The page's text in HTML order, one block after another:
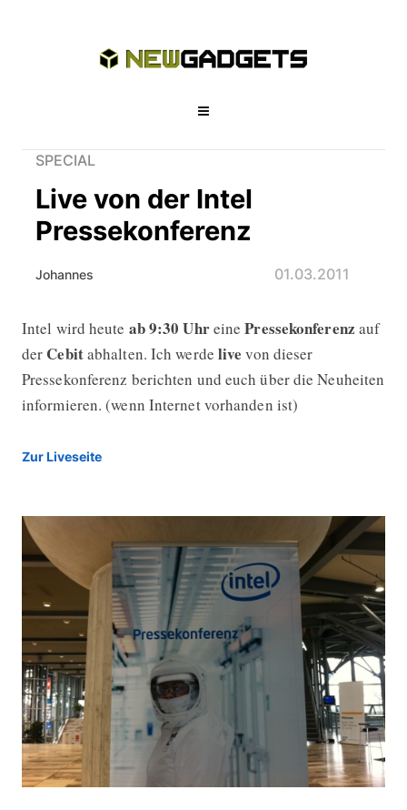
SPECIAL
Live von der Intel
Pressekonferenz
Johannes 01.03.2011
Live von der Intel Pressekonferenz
Intel wird heute ab 9:30 UhreinePressekonferenz auf
der Cebitabhalten. Ich werde live von dieser
Pressekonferenz berichten und euch über die Neuheiten
informieren. (wenn Internet vorhanden ist)
Zur Liveseite